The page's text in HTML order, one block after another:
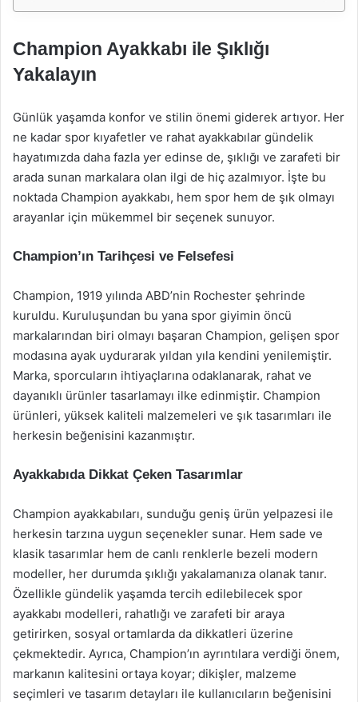
Champion Ayakkabı ile Şıklığı
Yakalayın
Günlük yaşamda konfor ve stilin önemi giderek artıyor. Her
ne kadar spor kıyafetler ve rahat ayakkabılar gündelik
hayatımızda daha fazla yer edinse de, şıklığı ve zarafeti bir
arada sunan markalara olan ilgi de hiç azalmıyor. İşte bu
noktada Champion ayakkabı, hem spor hem de şık olmayı
arayanlar için mükemmel bir seçenek sunuyor.
Champion’ın Tarihçesi ve Felsefesi
Champion, 1919 yılında ABD’nin Rochester şehrinde
kuruldu. Kuruluşundan bu yana spor giyimin öncü
markalarından biri olmayı başaran Champion, gelişen spor
modasına ayak uydurarak yıldan yıla kendini yenilemiştir.
Marka, sporcuların ihtiyaçlarına odaklanarak, rahat ve
dayanıklı ürünler tasarlamayı ilke edinmiştir. Champion
ürünleri, yüksek kaliteli malzemeleri ve şık tasarımları ile
herkesin beğenisini kazanmıştır.
Ayakkabıda Dikkat Çeken Tasarımlar
Champion ayakkabıları, sunduğu geniş ürün yelpazesi ile
herkesin tarzına uygun seçenekler sunar. Hem sade ve
klasik tasarımlar hem de canlı renklerle bezeli modern
modeller, her durumda şıklığı yakalamanıza olanak tanır.
Özellikle gündelik yaşamda tercih edilebilecek spor
ayakkabı modelleri, rahatlığı ve zarafeti bir araya
getirirken, sosyal ortamlarda da dikkatleri üzerine
çekmektedir. Ayrıca, Champion’ın ayrıntılara verdiği önem,
markanın kalitesini ortaya koyar; dikişler, malzeme
seçimleri ve tasarım detayları ile kullanıcıların beğenisini